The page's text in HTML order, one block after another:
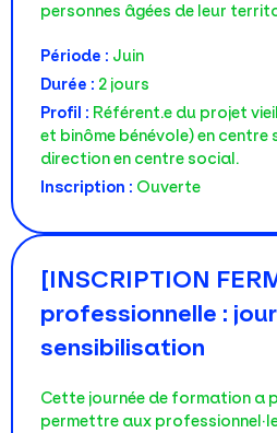
personnes âgées de leur
Période : Juin
Durée : 2 jours
Profil : Référent.e du projet
et binôme bénévole) en
direction en centre social.
Inscription : Ouverte
[INSCRIPTION FERMÉE] Usure
professionnelle :
sensibilisation
Cette journée de formation a pour objectif de
permettre aux